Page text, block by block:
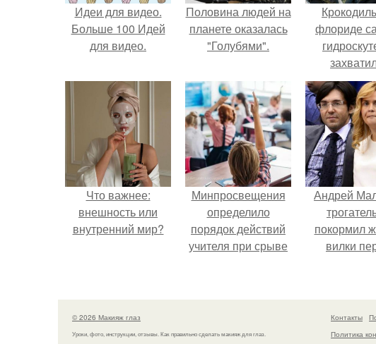
Идеи для видео.
Больше 100 Идей
для видео.
Половина людей на
планете оказалась
"Голубями".
флориде
Что важнее:
внешность или
внутренний мир?
Минпросвещения
определило
порядок действий
учителя при срыве
Андрей
покормил
вилки
© 2026 Макияж глаз
Уроки, фото, инструкции, отзывы. Как правильно сделать макияж для глаз.
Контакты
Политика